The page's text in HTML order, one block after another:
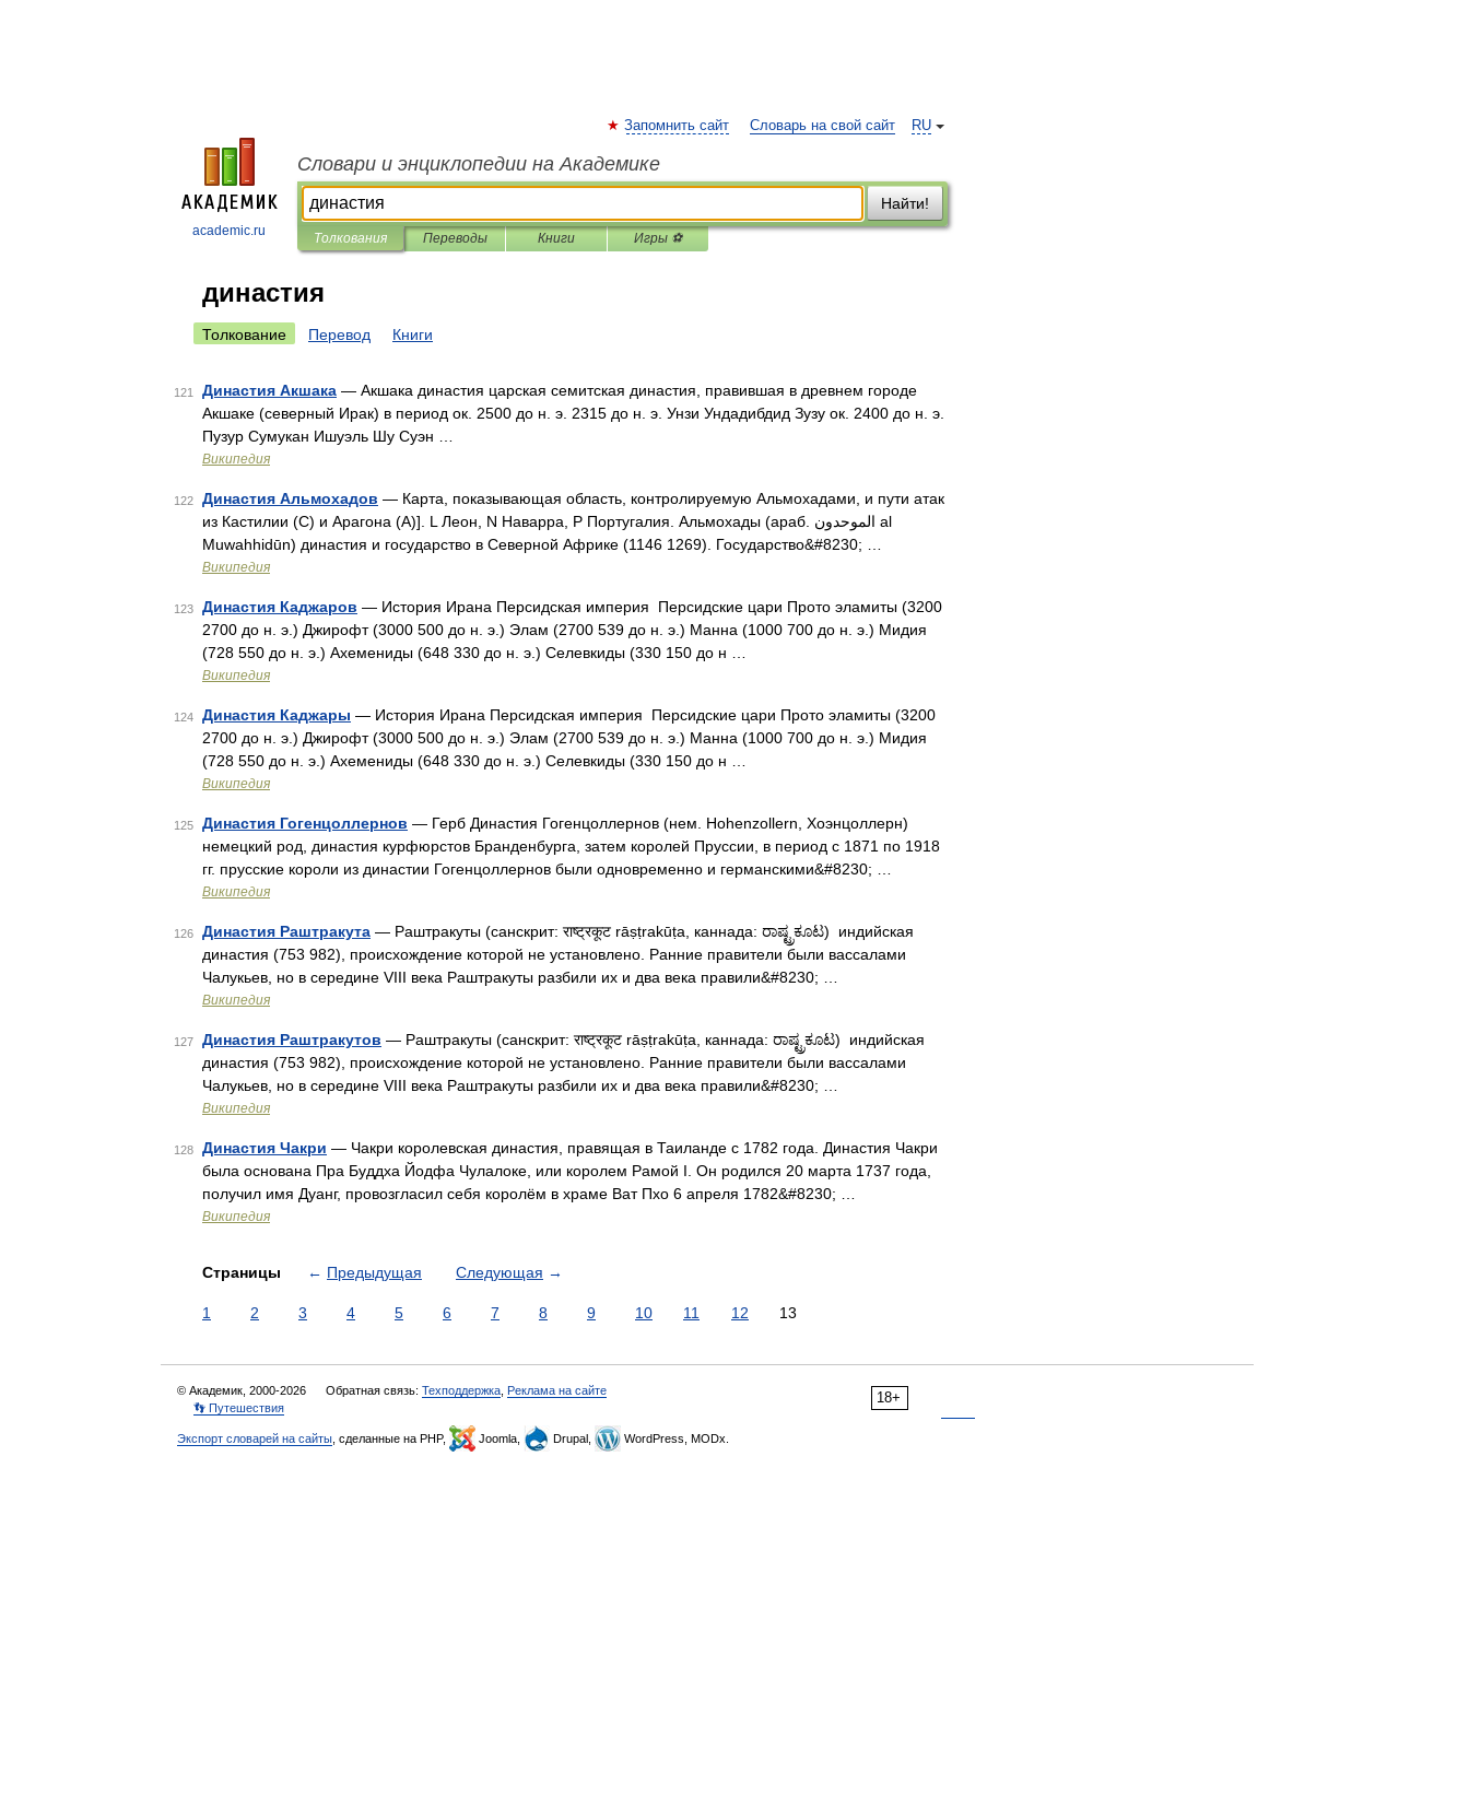
academic.ru
RU
Запомнить сайт Словарь на свой сайт
Словари и энциклопедии на Академике
Найти!
Толкования Переводы Книги Игры ⚽
династия
Толкование Перевод Книги
121 Династия Акшака — Акшака династия царская семитская династия, правившая в древнем городе
Акшаке (северный Ирак) в период ок. 2500 до н. э. 2315 до н. э. Унзи Ундадибдид Зузу ок. 2400 до н. э.
Пузур Сумукан Ишуэль Шу Суэн …
Википедия
122 Династия Альмохадов — Карта, показывающая область, контролируемую Альмохадами, и пути атак
из Кастилии (C) и Арагона (A)]. L Леон, N Наварра, P Португалия. Альмохады (араб. الموحدون‎‎ al
Muwahhidūn) династия и государство в Северной Африке (1146 1269). Государство&#8230; …
Википедия
123 Династия Каджаров — История Ирана Персидская империя Персидские цари Прото эламиты (3200
2700 до н. э.) Джирофт (3000 500 до н. э.) Элам (2700 539 до н. э.) Манна (1000 700 до н. э.) Мидия
(728 550 до н. э.) Ахемениды (648 330 до н. э.) Селевкиды (330 150 до н …
Википедия
124 Династия Каджары — История Ирана Персидская империя Персидские цари Прото эламиты (3200
2700 до н. э.) Джирофт (3000 500 до н. э.) Элам (2700 539 до н. э.) Манна (1000 700 до н. э.) Мидия
(728 550 до н. э.) Ахемениды (648 330 до н. э.) Селевкиды (330 150 до н …
Википедия
125 Династия Гогенцоллернов — Герб Династия Гогенцоллернов (нем. Hohenzollern, Хоэнцоллерн)
немецкий род, династия курфюрстов Бранденбурга, затем королей Пруссии, в период с 1871 по 1918
гг. прусские короли из династии Гогенцоллернов были одновременно и германскими&#8230; …
Википедия
126 Династия Раштракута — Раштракуты (санскрит: राष्ट्रकूट rāṣṭrakūṭa, каннада: ರಾಷ್ಟ್ರಕೂಟ) индийская
династия (753 982), происхождение которой не установлено. Ранние правители были вассалами
Чалукьев, но в середине VIII века Раштракуты разбили их и два века правили&#8230; …
Википедия
127 Династия Раштракутов — Раштракуты (санскрит: राष्ट्रकूट rāṣṭrakūṭa, каннада: ರಾಷ್ಟ್ರಕೂಟ) индийская
династия (753 982), происхождение которой не установлено. Ранние правители были вассалами
Чалукьев, но в середине VIII века Раштракуты разбили их и два века правили&#8230; …
Википедия
128 Династия Чакри — Чакри королевская династия, правящая в Таиланде с 1782 года. Династия Чакри
была основана Пра Буддха Йодфа Чулалоке, или королем Рамой I. Он родился 20 марта 1737 года,
получил имя Дуанг, провозгласил себя королём в храме Ват Пхо 6 апреля 1782&#8230; …
Википедия
Страницы ← Предыдущая Следующая →
1 2 3 4 5 6 7 8 9 10 11 12 13
18+
© Академик, 2000-2026 Обратная связь: Техподдержка Реклама на сайте
👣 Путешествия
Экспорт словарей на сайты , сделанные на PHP, Joomla, Drupal, WordPress, MODx.